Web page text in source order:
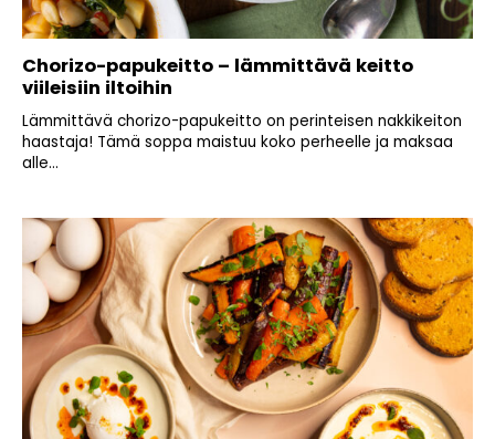
Chorizo-papukeitto – lämmittävä keitto
viileisiin iltoihin
Lämmittävä chorizo-papukeitto on perinteisen nakkikeiton
haastaja! Tämä soppa maistuu koko perheelle ja maksaa
alle...